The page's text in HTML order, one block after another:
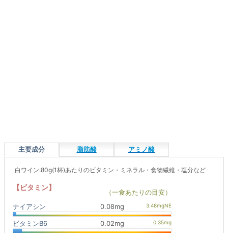
主要成分 脂肪酸 アミノ酸
白ワイン:80g(1杯)あたりのビタミン・ミネラル・食物繊維・塩分など
【ビタミン】
（一食あたりの目安）
ナイアシン
0.08mg
ビタミンB6 0.02mg